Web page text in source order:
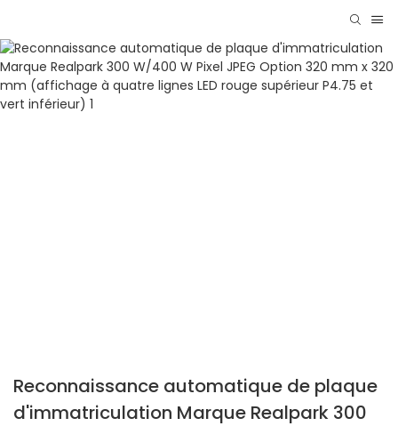
Reconnaissance automatique de plaque
d'immatriculation Marque Realpark 300